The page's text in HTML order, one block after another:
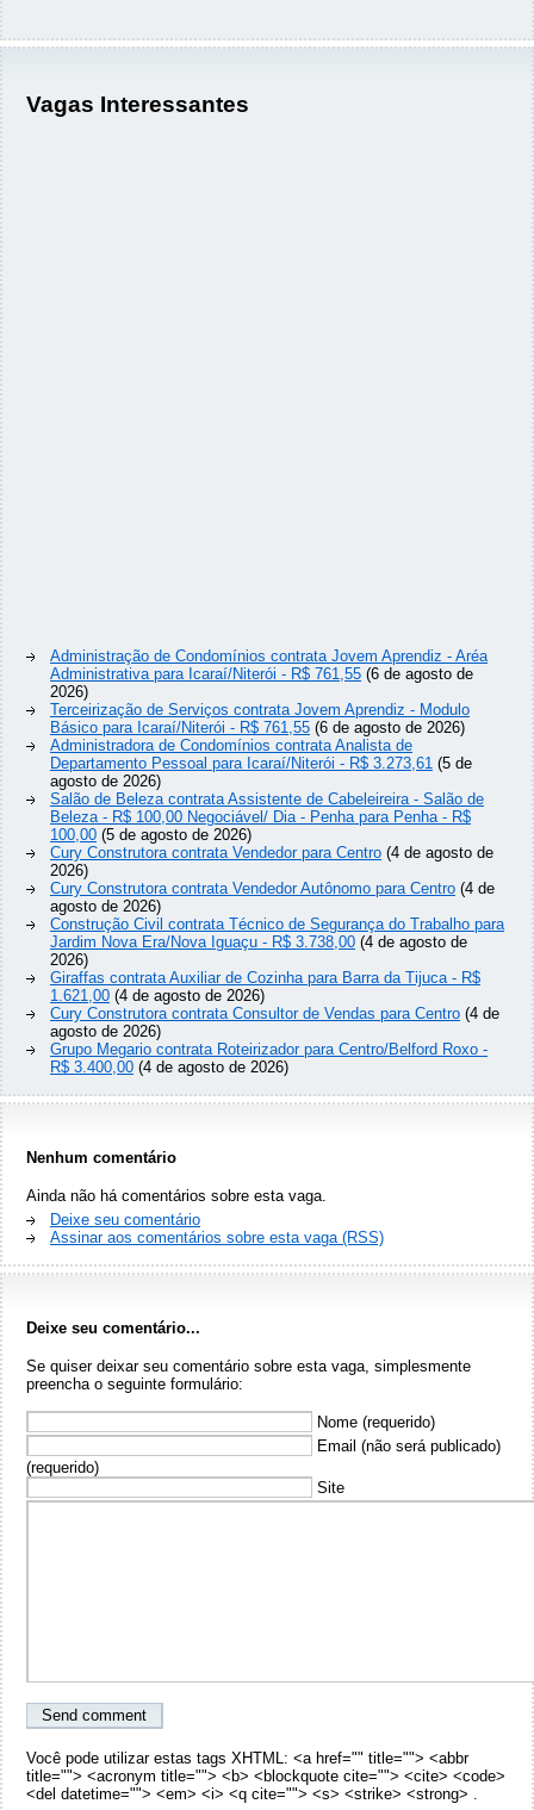
Vagas Interessantes
Administração de Condomínios contrata Jovem Aprendiz - Aréa
Administrativa para Icaraí/Niterói - R$ 761,55 (6 de agosto de
2026)
Terceirização de Serviços contrata Jovem Aprendiz - Modulo
Básico para Icaraí/Niterói - R$ 761,55 (6 de agosto de 2026)
Administradora de Condomínios contrata Analista de
Departamento Pessoal para Icaraí/Niterói - R$ 3.273,61 (5 de
agosto de 2026)
Salão de Beleza contrata Assistente de Cabeleireira - Salão de
Beleza - R$ 100,00 Negociável/ Dia - Penha para Penha - R$
100,00 (5 de agosto de 2026)
Cury Construtora contrata Vendedor para Centro (4 de agosto de
2026)
Cury Construtora contrata Vendedor Autônomo para Centro (4 de
agosto de 2026)
Construção Civil contrata Técnico de Segurança do Trabalho para
Jardim Nova Era/Nova Iguaçu - R$ 3.738,00 (4 de agosto de
2026)
Giraffas contrata Auxiliar de Cozinha para Barra da Tijuca - R$
1.621,00 (4 de agosto de 2026)
Cury Construtora contrata Consultor de Vendas para Centro (4 de
agosto de 2026)
Grupo Megario contrata Roteirizador para Centro/Belford Roxo -
R$ 3.400,00 (4 de agosto de 2026)
Nenhum comentário
Ainda não há comentários sobre esta vaga.
Deixe seu comentário
Assinar aos comentários sobre esta vaga (RSS)
Deixe seu comentário...
Se quiser deixar seu comentário sobre esta vaga, simplesmente
preencha o seguinte formulário:
Nome (requerido)
Email (não será publicado)
(requerido)
Site
Você pode utilizar estas tags XHTML: <a href="" title=""> <abbr
title=""> <acronym title=""> <b> <blockquote cite=""> <cite> <code>
<del datetime=""> <em> <i> <q cite=""> <s> <strike> <strong> .